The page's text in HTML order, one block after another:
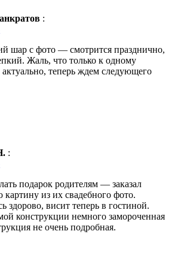
:
шар с фото — смотрится празднично,
Жаль, что только к одному
актуально, теперь ждем следующего
:
подарок родителям — заказал
картину из их свадебного фото.
здорово, висит теперь в гостиной.
конструкции немного замороченная
не очень подробная.